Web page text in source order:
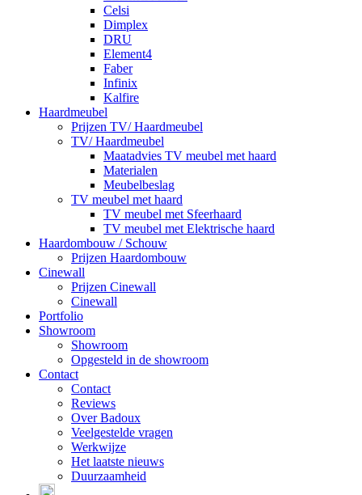
Celsi
Dimplex
DRU
Element4
Faber
Infinix
Kalfire
Haardmeubel
Prijzen TV/ Haardmeubel
TV/ Haardmeubel
Maatadvies TV meubel met haard
Materialen
Meubelbeslag
TV meubel met haard
TV meubel met Sfeerhaard
TV meubel met Elektrische haard
Haardombouw / Schouw
Prijzen Haardombouw
Cinewall
Prijzen Cinewall
Cinewall
Portfolio
Showroom
Showroom
Opgesteld in de showroom
Contact
Contact
Reviews
Over Badoux
Veelgestelde vragen
Werkwijze
Het laatste nieuws
Duurzaamheid